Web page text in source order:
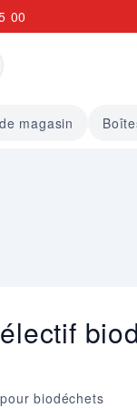
00
magasin
biodéchets